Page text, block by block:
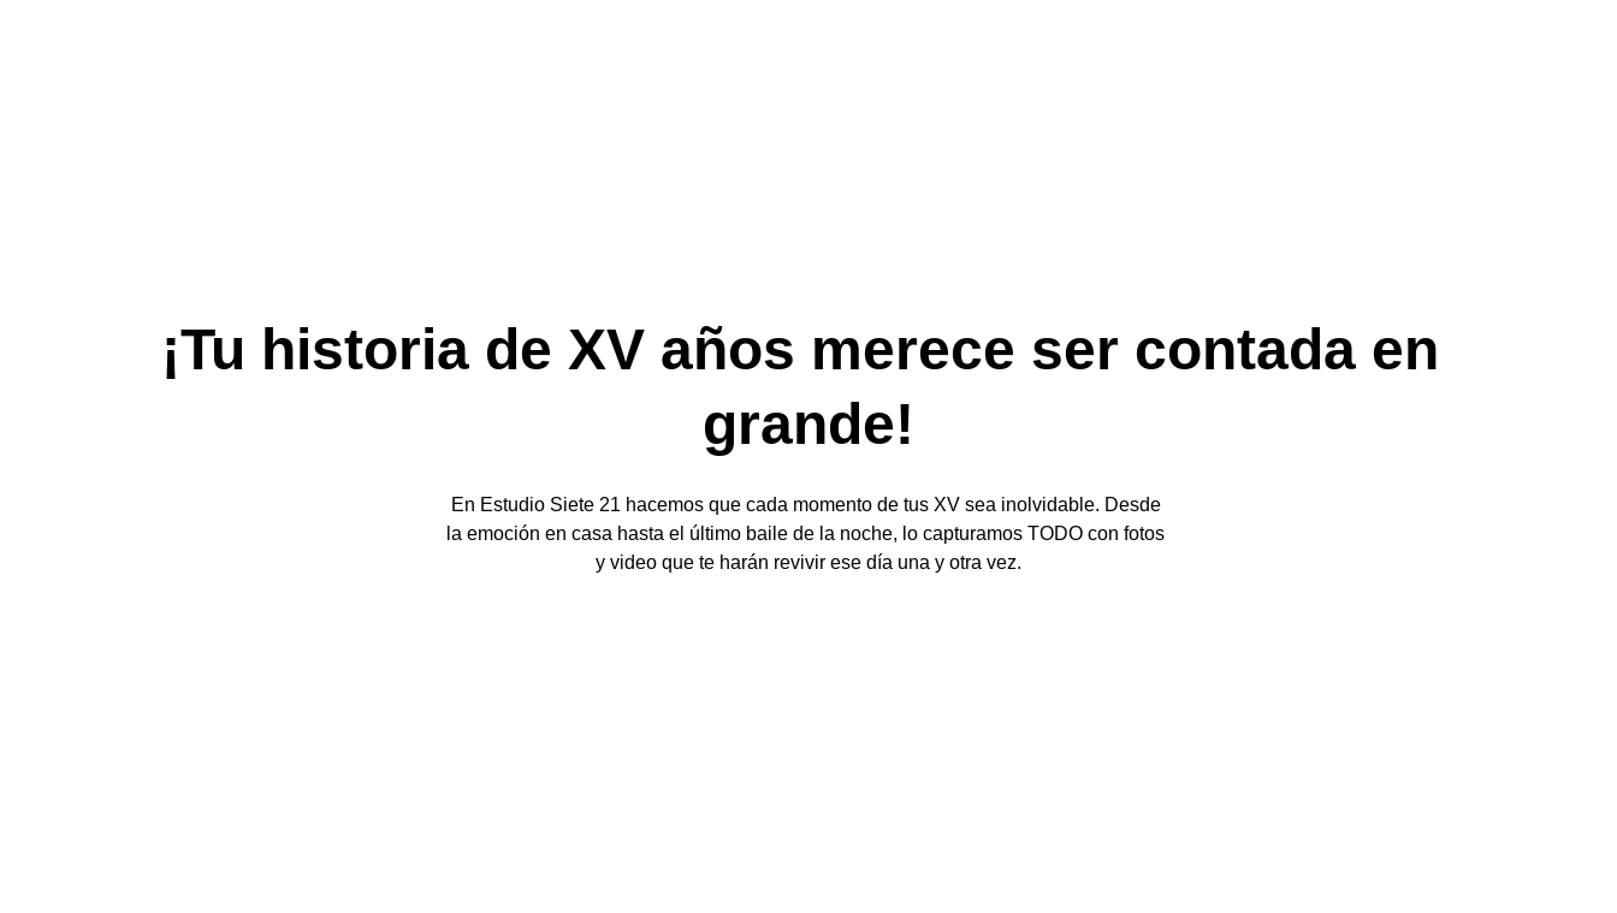
¡Tu historia de XV años merece ser contada en
grande!
En Estudio Siete 21 hacemos que cada momento de tus XV sea inolvidable. Desde
la emoción en casa hasta el último baile de la noche, lo capturamos TODO con fotos
y video que te harán revivir ese día una y otra vez.